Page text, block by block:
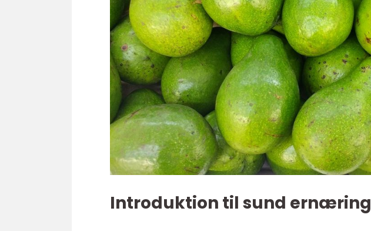
Introduktion til sund ernæring